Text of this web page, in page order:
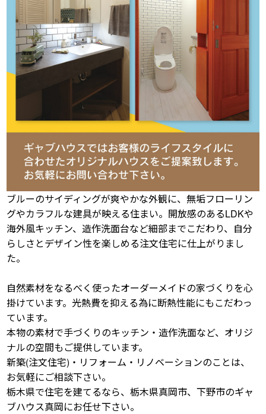
ブルーのサイディングが爽やかな外観に、無垢フローリン
グやカラフルな建具が映える住まい。開放感のあるLDKや
海外風キッチン、造作洗面台など細部までこだわり、自分
らしさとデザイン性を楽しめる注文住宅に仕上がりまし
た。
自然素材をなるべく使ったオーダーメイドの家づくりを心
掛けています。光熱費を抑える為に断熱性能にもこだわっ
ています。
本物の素材で手づくりのキッチン・造作洗面など、オリジ
ナルの空間もご提供しています。
新築(注文住宅)・リフォーム・リノベーションのことは、
お気軽にご相談下さい。
栃木県で住宅を建てるなら、栃木県真岡市、下野市のギャ
ブハウス真岡にお任せ下さい。